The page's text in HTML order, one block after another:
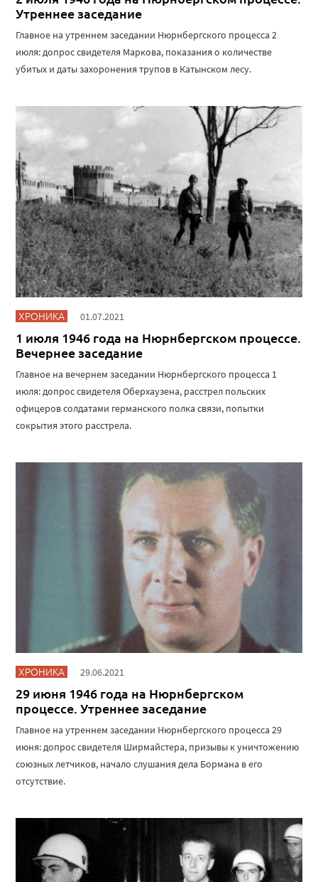
Утреннее заседание
Главное на утреннем заседании Нюрнбергского процесса 2
июля: допрос свидетеля Маркова, показания о количестве
убитых и даты захоронения трупов в Катынском лесу.
ХРОНИКА 01.07.2021
1 июля 1946 года на Нюрнбергском процессе.
Вечернее заседание
Главное на вечернем заседании Нюрнбергского процесса 1
июля: допрос свидетеля Оберхаузена, расстрел польских
офицеров солдатами германского полка связи, попытки
сокрытия этого расстрела.
ХРОНИКА 29.06.2021
29 июня 1946 года на Нюрнбергском
процессе. Утреннее заседание
Главное на утреннем заседании Нюрнбергского процесса 29
июня: допрос свидетеля Ширмайстера, призывы к уничтожению
союзных летчиков, начало слушания дела Бормана в его
отсутствие.